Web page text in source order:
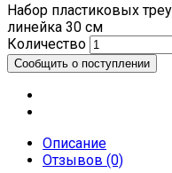
Набор пластиковых
линейка 30 см
Количество
Описание
Отзывов (0)